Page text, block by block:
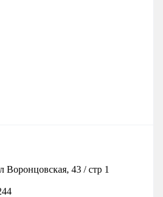
Воронцовская, 43 / стр 1